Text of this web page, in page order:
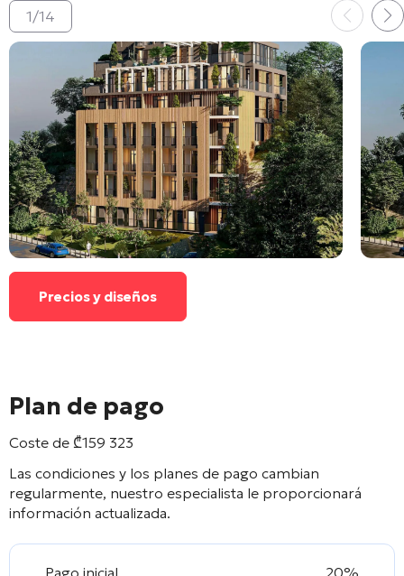
1/14
Precios y diseños
Plan de pago
Coste de ₾159 323
Las condiciones y los planes de pago cambian
regularmente, nuestro especialista le proporcionará
información actualizada.
Pago inicial 20%